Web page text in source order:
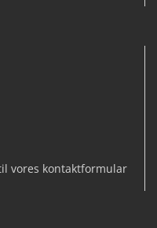
vores kontaktformular